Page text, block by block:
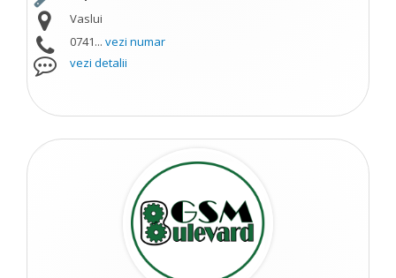
Vaslui
0741... vezi numar
vezi detalii